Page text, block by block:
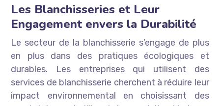
Les Blanchisseries et Leur
Engagement envers la Durabilité
Le secteur de la blanchisserie s’engage de plus
en plus dans des pratiques écologiques et
durables. Les entreprises qui utilisent des
services de blanchisserie cherchent à réduire leur
impact environnemental en choisissant des